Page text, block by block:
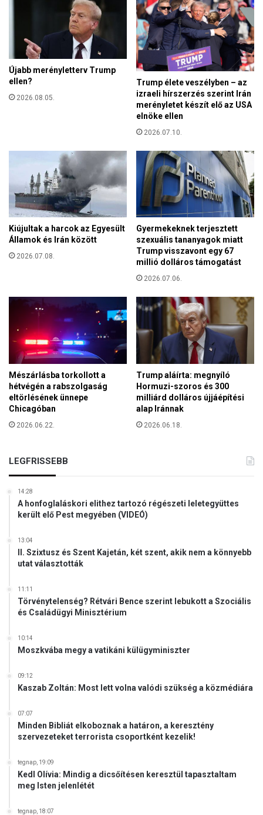
m
v
o
n
o
i
á
l
i
l
b
ó
l
Újabb merényletterv Trump
ellen?
2026.08.05.
Trump élete veszélyben – az
izraeli hírszerzés szerint Irán
merényletet készít elő az USA
elnöke ellen
2026.07.10.
Kiújultak a harcok az Egyesült
Államok és Irán között
2026.07.08.
Gyermekeknek terjesztett
szexuális tananyagok miatt
Trump visszavont egy 67
millió dolláros támogatást
2026.07.06.
Mészárlásba torkollott a
hétvégén a rabszolgaság
eltörlésének ünnepe
Chicagóban
2026.06.22.
Trump aláírta: megnyíló
Hormuzi-szoros és 300
milliárd dolláros újjáépítési
alap Iránnak
2026.06.18.
LEGFRISSEBB
14:28
A honfoglaláskori elithez tartozó régészeti leletegyüttes
került elő Pest megyében (VIDEÓ)
13:04
II. Szixtusz és Szent Kajetán, két szent, akik nem a könnyebb
utat választották
11:11
Törvénytelenség? Rétvári Bence szerint lebukott a Szociális
és Családügyi Minisztérium
10:14
Moszkvába megy a vatikáni külügyminiszter
09:12
Kaszab Zoltán: Most lett volna valódi szükség a közmédiára
07:07
Minden Bibliát elkoboznak a határon, a keresztény
szervezeteket terrorista csoportként kezelik!
tegnap, 19:09
Kedl Olívia: Mindig a dicsőítésen keresztül tapasztaltam
meg Isten jelenlétét
tegnap, 18:07